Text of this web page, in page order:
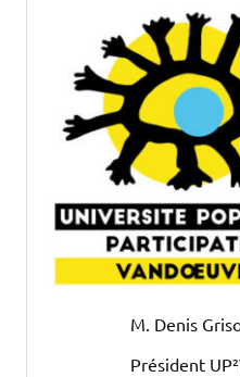
M. Denis
Président